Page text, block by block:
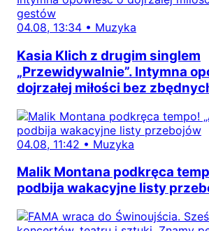
04.08, 13:34 • Muzyka
Kasia Klich z drugim singlem
„Przewidywalnie”. Intymna
dojrzałej miłości bez
04.08, 11:42 • Muzyka
Malik Montana podkręca
podbija wakacyjne listy